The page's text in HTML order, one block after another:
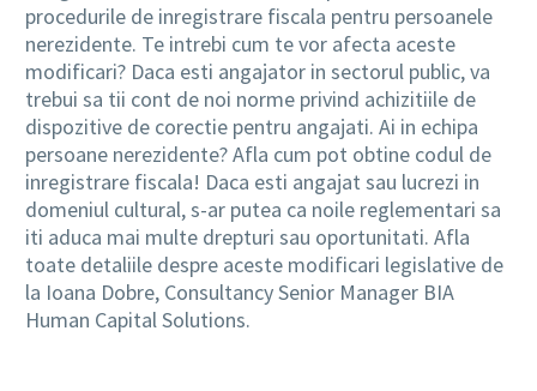
procedurile de inregistrare fiscala pentru persoanele
nerezidente. Te intrebi cum te vor afecta aceste
modificari? Daca esti angajator in sectorul public, va
trebui sa tii cont de noi norme privind achizitiile de
dispozitive de corectie pentru angajati. Ai in echipa
persoane nerezidente? Afla cum pot obtine codul de
inregistrare fiscala! Daca esti angajat sau lucrezi in
domeniul cultural, s-ar putea ca noile reglementari sa
iti aduca mai multe drepturi sau oportunitati. Afla
toate detaliile despre aceste modificari legislative de
la Ioana Dobre, Consultancy Senior Manager BIA
Human Capital Solutions.